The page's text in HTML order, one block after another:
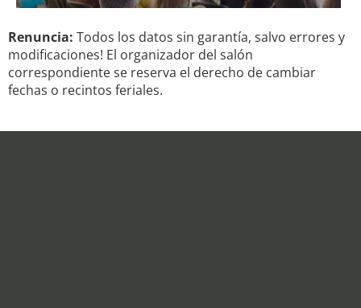
Renuncia: Todos los datos sin garantía, salvo errores y
modificaciones! El organizador del salón
correspondiente se reserva el derecho de cambiar
fechas o recintos feriales.